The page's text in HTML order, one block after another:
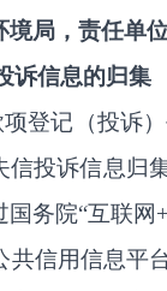
境局，责任单
诉信息的归集
登记（投诉
信投诉信息归
国务院“互联网
共信用信息平